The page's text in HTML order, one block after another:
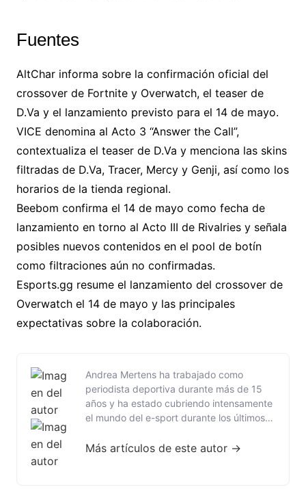
Fuentes
AltChar informa sobre la confirmación oficial del
crossover de Fortnite y Overwatch, el teaser de
D.Va y el lanzamiento previsto para el 14 de mayo.
VICE denomina al Acto 3 “Answer the Call”,
contextualiza el teaser de D.Va y menciona las skins
filtradas de D.Va, Tracer, Mercy y Genji, así como los
horarios de la tienda regional.
Beebom confirma el 14 de mayo como fecha de
lanzamiento en torno al Acto III de Rivalries y señala
posibles nuevos contenidos en el pool de botín
como filtraciones aún no confirmadas.
Esports.gg resume el lanzamiento del crossover de
Overwatch el 14 de mayo y las principales
expectativas sobre la colaboración.
Andrea Mertens ha trabajado como
periodista deportiva durante más de 15
años y ha estado cubriendo intensamente
el mundo del e-sport durante los últimos
periodismo deportivo tradicional, aporta
Más artículos de este autor →